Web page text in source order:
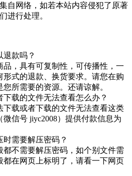
自网络，如若本站内容侵犯了原著
进行处理。
退款吗？
品，具有可复制性，可传播性，一
形式的退款、换货要求。请您在购
所需要的资源。还请谅解。
载的文件无法查看怎么办？
下载或者下载的文件无法查看这类
信号 jiyc2008）提供付款信息为
需要解压密码？
都不需要解压密码，如个别文件需
都在网页上标明了，请看一下网页